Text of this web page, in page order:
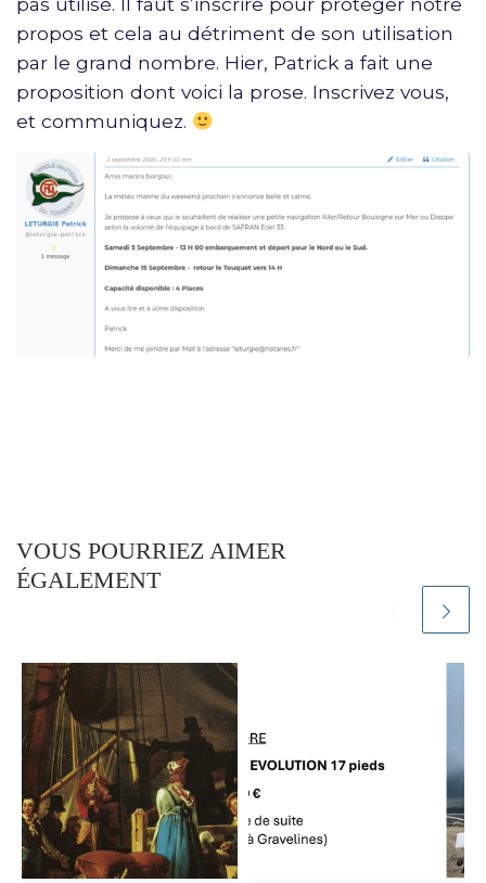
propos et cela au détriment de son utilisation
par le grand nombre. Hier, Patrick a fait une
proposition dont voici la prose. Inscrivez vous,
et communiquez.
VOUS POURRIEZ AIMER
ÉGALEMENT